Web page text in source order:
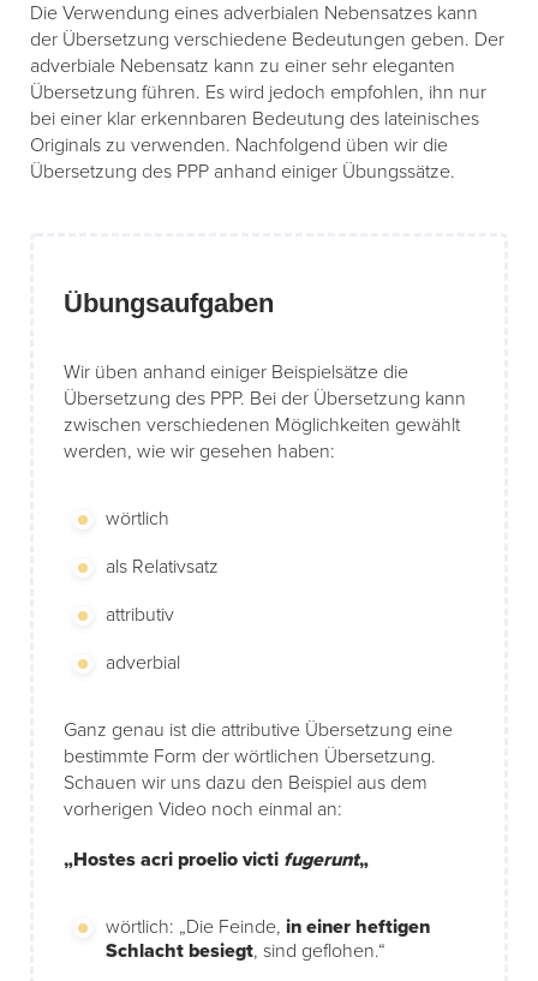
Die Verwendung eines adverbialen Nebensatzes kann
der Übersetzung verschiedene Bedeutungen geben. Der
adverbiale Nebensatz kann zu einer sehr eleganten
Übersetzung führen. Es wird jedoch empfohlen, ihn nur
bei einer klar erkennbaren Bedeutung des lateinisches
Originals zu verwenden. Nachfolgend üben wir die
Übersetzung des PPP anhand einiger Übungssätze.
Übungsaufgaben
Wir üben anhand einiger Beispielsätze die
Übersetzung des PPP. Bei der Übersetzung kann
zwischen verschiedenen Möglichkeiten gewählt
werden, wie wir gesehen haben:
wörtlich
als Relativsatz
attributiv
adverbial
Ganz genau ist die attributive Übersetzung eine
bestimmte Form der wörtlichen Übersetzung.
Schauen wir uns dazu den Beispiel aus dem
vorherigen Video noch einmal an:
„Hostes acri proelio victi fugerunt„
wörtlich: „Die Feinde, in einer heftigen
Schlacht besiegt, sind geflohen.“